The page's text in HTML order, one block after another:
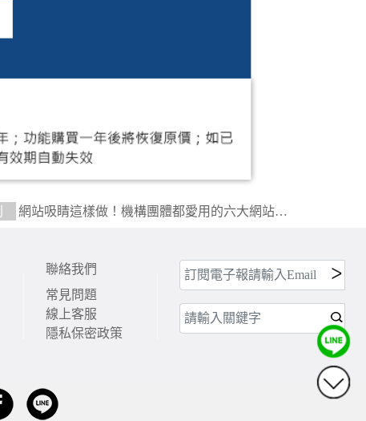
網站吸睛這樣做！機構團體都愛用的六大網站功
聯絡我們
常見問題
線上客服
隱私保密政策